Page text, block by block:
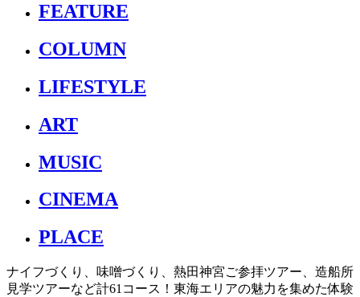
FEATURE
COLUMN
LIFESTYLE
ART
MUSIC
CINEMA
PLACE
ナイフづくり、味噌づくり、熱田神宮ご参拝ツアー、造船所
見学ツアーなど計61コース！東海エリアの魅力を集めた体験